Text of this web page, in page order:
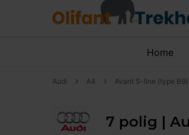
Home
Audi A4 Avant S-line (type
7 polig |